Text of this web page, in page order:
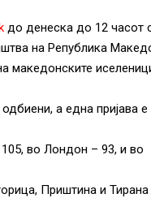
до денеска до 12 часот
на Република
македонските
а една пријава е
во Лондон – 93, и во
Приштина и